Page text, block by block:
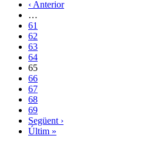
‹ Anterior
…
61
62
63
64
65
66
67
68
69
Següent ›
Últim »